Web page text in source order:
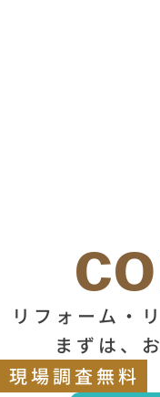
リフォーム・
まずは、
現場調査無料